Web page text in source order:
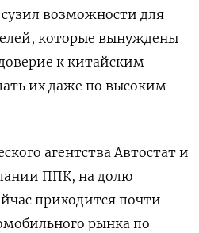
возможности для
которые вынуждены
к китайским
их даже по высоким
агентства Автостат и
ППК, на долю
приходится почти
рынка по